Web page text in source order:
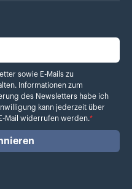
E-Mails zu Bewertungen von
sowie E-Mails zu
Informationen zum
des Newsletters habe ich
kann jederzeit über
Mail widerrufen werden.*